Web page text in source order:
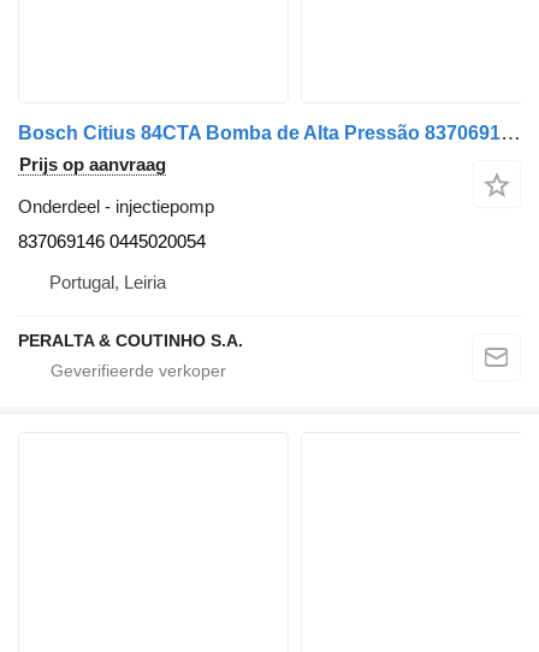
Bosch Citius 84CTA Bomba de Alta Pressão 837069146 injectiepomp voor Sisu vrachtwagen
Prijs op aanvraag
Onderdeel - injectiepomp
837069146 0445020054
Portugal, Leiria
PERALTA & COUTINHO S.A.